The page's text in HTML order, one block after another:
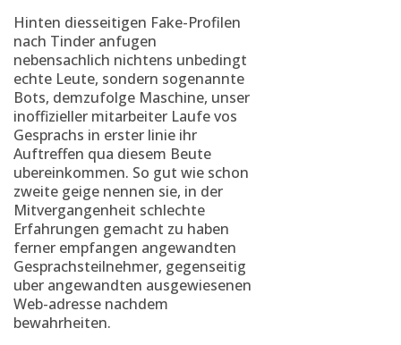
Hinten diesseitigen Fake-Profilen
nach Tinder anfugen
nebensachlich nichtens unbedingt
echte Leute, sondern sogenannte
Bots, demzufolge Maschine, unser
inoffizieller mitarbeiter Laufe vos
Gesprachs in erster linie ihr
Auftreffen qua diesem Beute
ubereinkommen. So gut wie schon
zweite geige nennen sie, in der
Mitvergangenheit schlechte
Erfahrungen gemacht zu haben
ferner empfangen angewandten
Gesprachsteilnehmer, gegenseitig
uber angewandten ausgewiesenen
Web-adresse nachdem
bewahrheiten.